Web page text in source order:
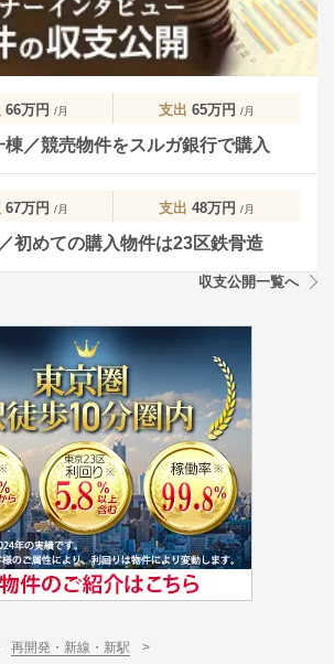
66万円 /月 支出 65万円 /月
／競売物件をスルガ銀行で購入
67万円 /月 支出 48万円 /月
初めての購入物件は23区鉄骨造
収支公開一覧へ
再開発・新線・新駅 >